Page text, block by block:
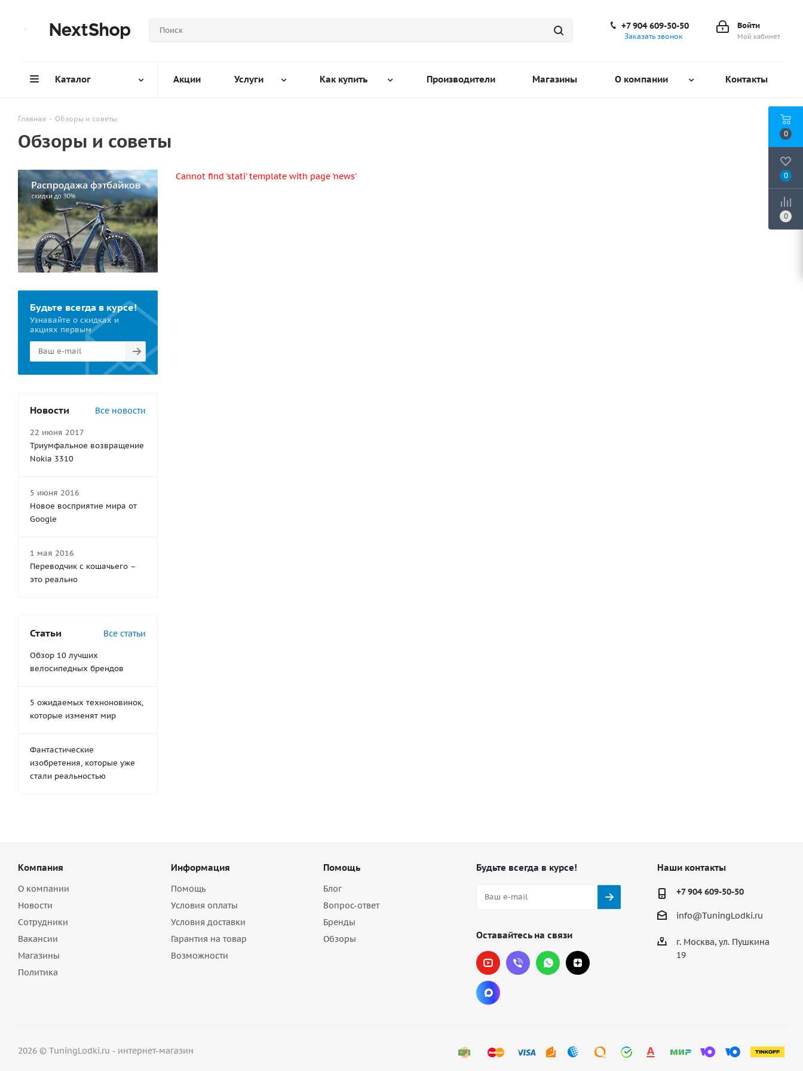
Войти
Мой кабинет
+7 904 609-50-50
Заказать звонок
Каталог Акции Услуги Как купить Производители Магазины О компании Контакты
Главная - Обзоры и советы
Обзоры и советы
Cannot find 'stati' template with page 'news'
Будьте всегда в курсе!
Узнавайте о скидках и
акциях первым
Новости Все новости
22 июня 2017
Триумфальное возвращение
Nokia 3310
5 июня 2016
Новое восприятие мира от
Google
1 мая 2016
Переводчик с кошачьего –
это реально
Статьи Все статьи
Обзор 10 лучших
велосипедных брендов
5 ожидаемых техноновинок,
которые изменят мир
Фантастические
изобретения, которые уже
стали реальностью
Компания
О компании
Новости
Сотрудники
Вакансии
Магазины
Политика
Информация
Помощь
Условия оплаты
Условия доставки
Гарантия на товар
Возможности
Помощь
Блог
Вопрос-ответ
Бренды
Обзоры
Будьте всегда в курсе!
Оставайтесь на связи
Наши контакты
+7 904 609-50-50
info@TuningLodki.ru
г. Москва, ул. Пушкина
19
2026 © TuningLodki.ru - интернет-магазин
0
0
0